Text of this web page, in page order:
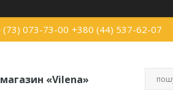
(73) 073-73-00 +380 (44) 537-62-07
«Vilena»